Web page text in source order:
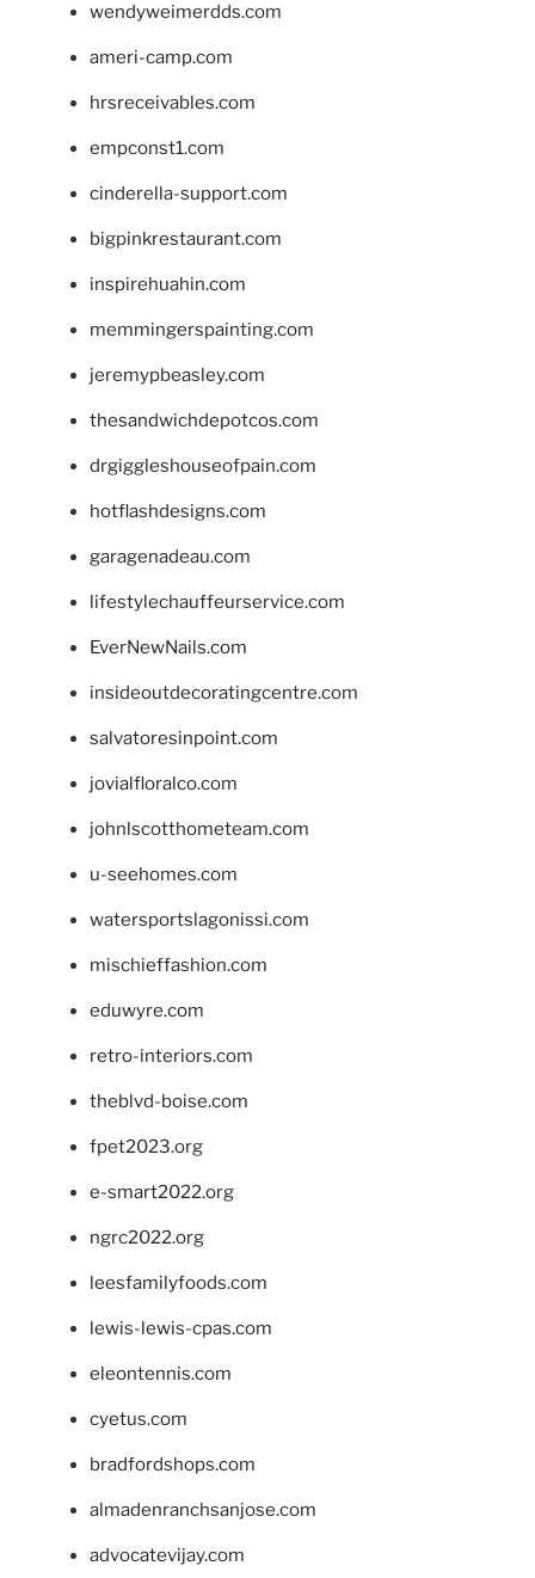
wendyweimerdds.com
ameri-camp.com
hrsreceivables.com
empconst1.com
cinderella-support.com
bigpinkrestaurant.com
inspirehuahin.com
memmingerspainting.com
jeremypbeasley.com
thesandwichdepotcos.com
drgiggleshouseofpain.com
hotflashdesigns.com
garagenadeau.com
lifestylechauffeurservice.com
EverNewNails.com
insideoutdecoratingcentre.com
salvatoresinpoint.com
jovialfloralco.com
johnlscotthometeam.com
u-seehomes.com
watersportslagonissi.com
mischieffashion.com
eduwyre.com
retro-interiors.com
theblvd-boise.com
fpet2023.org
e-smart2022.org
ngrc2022.org
leesfamilyfoods.com
lewis-lewis-cpas.com
eleontennis.com
cyetus.com
bradfordshops.com
almadenranchsanjose.com
advocatevijay.com